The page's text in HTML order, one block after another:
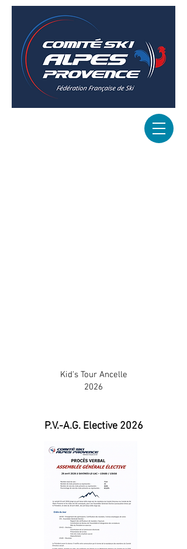
Kid's Tour Ancelle
2026
P.V.-A.G. Elective 2026